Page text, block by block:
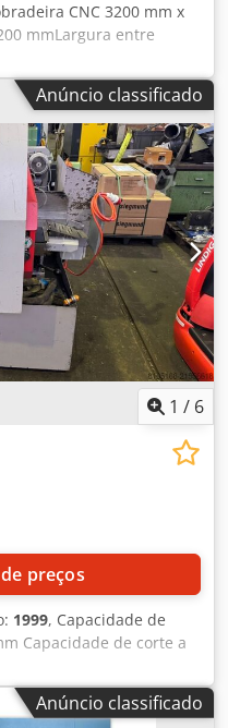
CNC 3200 mm x
mmLargura entre
400 mmCurso
mmDimensões (CxLxA):
14.000 kgMotor: 15 kW
Nsfx Abzeha -----
Y2, X e R Sistema de
com comando CNC
58 T touchscreen 15''
e fuso de esferas, com
para chapa Sistema
Fixação rápida para a
superior
arqueado Sistema de
Amada
máquina possui modo
energia,
e funcionamento
Anúncio classificado
1 / 6
preços
1999, Capacidade de
Capacidade de corte a
Capacidade de corte a
Capacidade de corte a
Capacidade de corte a
Anúncio classificado